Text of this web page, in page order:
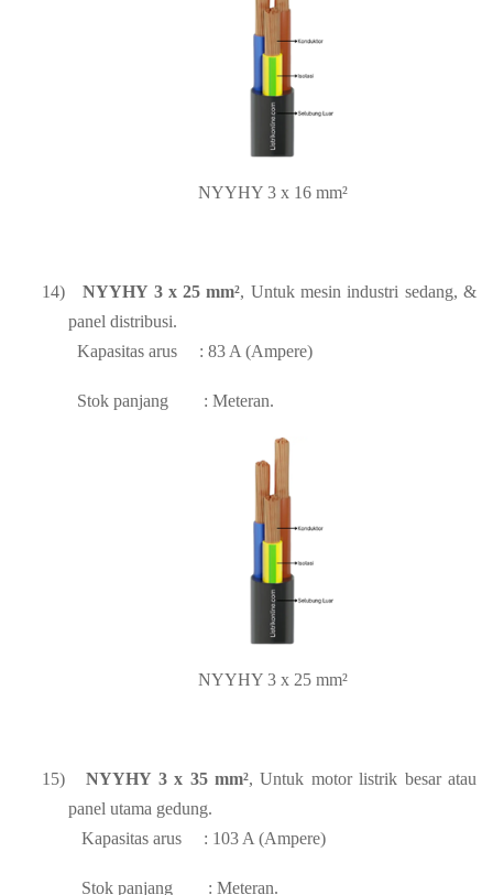
NYYHY 3 x 16 mm²
14) NYYHY 3 x 25 mm², Untuk mesin industri sedang, &
panel distribusi.
Kapasitas arus
: 83 A (Ampere)
Stok panjang : Meteran.
NYYHY 3 x 25 mm²
15) NYYHY 3 x 35 mm², Untuk motor listrik besar atau
panel utama gedung.
Kapasitas arus
: 103 A (Ampere)
Stok panjang : Meteran.